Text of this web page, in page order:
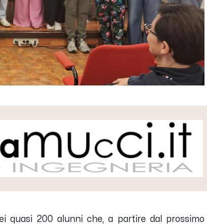
quasi 200 alunni che, a partire dal prossimo